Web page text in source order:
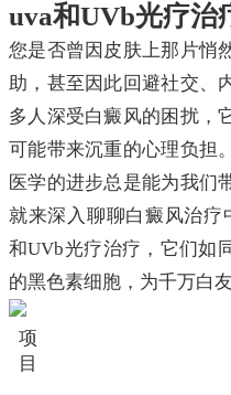
uva和UVb光疗治
您是否曾因皮肤上那片悄
助，甚至因此回避社交、
多人深受白癜风的困扰，
可能带来沉重的心理负担
医学的进步总是能为我们
就来深入聊聊白癜风治
和UVb光疗治疗，它们如
的黑色素细胞，为千万白
项
目